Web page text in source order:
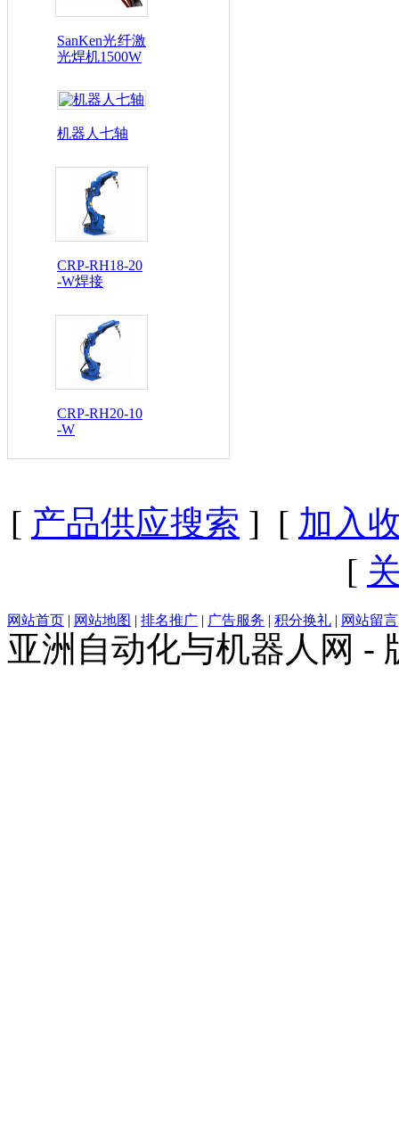
SanKen光纤激
光焊机1500W
机器人七轴
CRP-RH18-20
-W焊接
CRP-RH20-10
-W
[ 产品供应搜索 ] [ 加入
[
网站首页 | 网站地图 | 排名推广 | 广告服务 | 积分换礼 | 网站留言
亚洲自动化与机器人网 -